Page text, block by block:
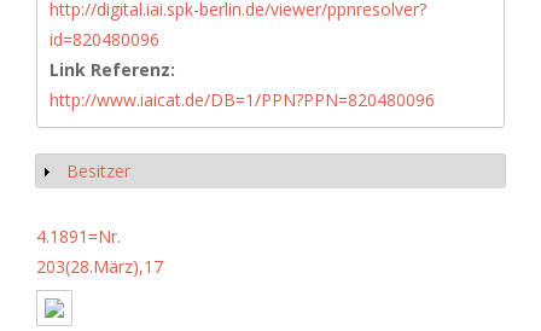
http://digital.iai.spk-berlin.de/viewer/ppnresolver?
id=820480096
Link Referenz:
http://www.iaicat.de/DB=1/PPN?PPN=820480096
Anzeigen
Besitzer
4.1891=Nr.
203(28.März),17